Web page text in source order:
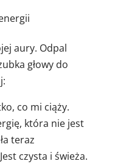
aury. Odpal
głowy do
co mi ciąży.
która nie jest
teraz
czysta i świeża.